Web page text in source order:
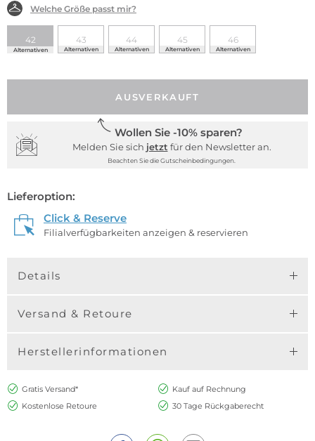
Welche Größe passt mir?
42
Alternativen
43
Alternativen
44
Alternativen
45
Alternativen
46
Alternativen
AUSVERKAUFT
Wollen Sie -10% sparen?
Melden Sie sich jetzt für den Newsletter an.
Beachten Sie die Gutscheinbedingungen.
Lieferoption:
Click & Reserve
Filialverfügbarkeiten anzeigen & reservieren
Details
Versand & Retoure
Herstellerinformationen
Gratis Versand*
Kauf auf Rechnung
Kostenlose Retoure
30 Tage Rückgaberecht